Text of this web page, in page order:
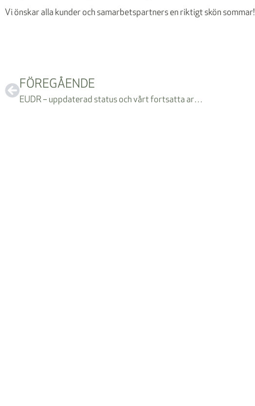
Vi önskar alla kunder och samarbetspartners en riktigt skön sommar!
FÖREGÅENDE
EUDR – uppdaterad status och vårt fortsatta arbete